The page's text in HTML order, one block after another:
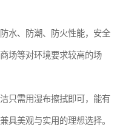
水、防潮、防火性能，安全
场等对环境要求较高的场
只需用湿布擦拭即可，能有
具美观与实用的理想选择。